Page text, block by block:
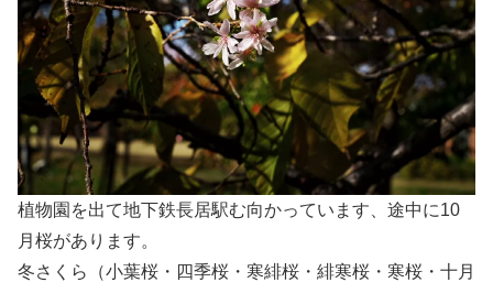
植物園を出て地下鉄長居駅む向かっています、途中に10
月桜があります。
冬さくら（小葉桜・四季桜・寒緋桜・緋寒桜・寒桜・十月